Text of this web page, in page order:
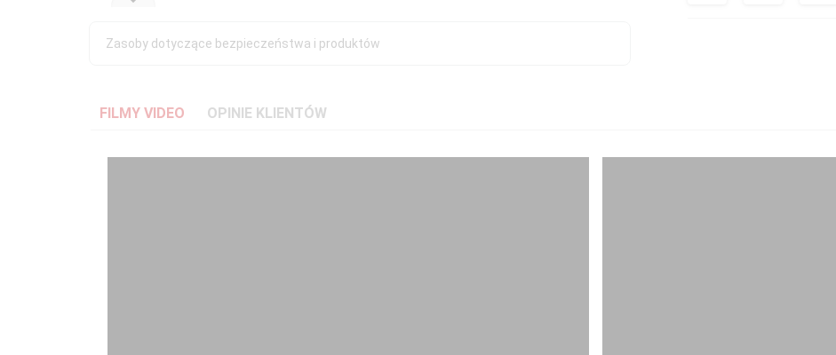
Zasoby dotyczące bezpieczeństwa i produktów
FILMY VIDEO OPINIE KLIENTÓW